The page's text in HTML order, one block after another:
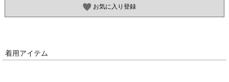
お気に入り登録
着用アイテム